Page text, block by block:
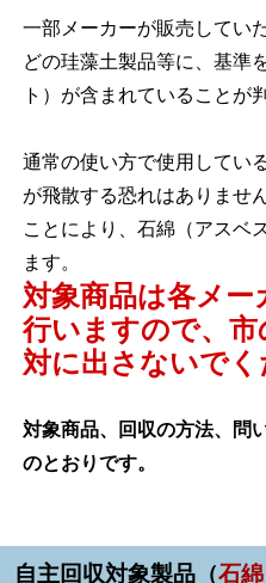
一部メーカーが販売してい
どの珪藻土製品等に、基準
ト）が含まれていることが
通常の使い方で使用してい
が飛散する恐れはありませ
ことにより、石綿（アスベ
ます。
対象商品は各メー
行いますので、
対に出さないでく
対象商品、回収の方法、問
のとおりです。
自主回収対象製品（石